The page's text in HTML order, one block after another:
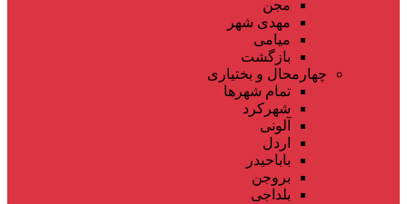
مجن
مهدی شهر
میامی
بازگشت
چهارمحال و بختیاری
تمام شهر‌ها
شهرکرد
آلونی
اردل
باباحیدر
بروجن
بلداجی